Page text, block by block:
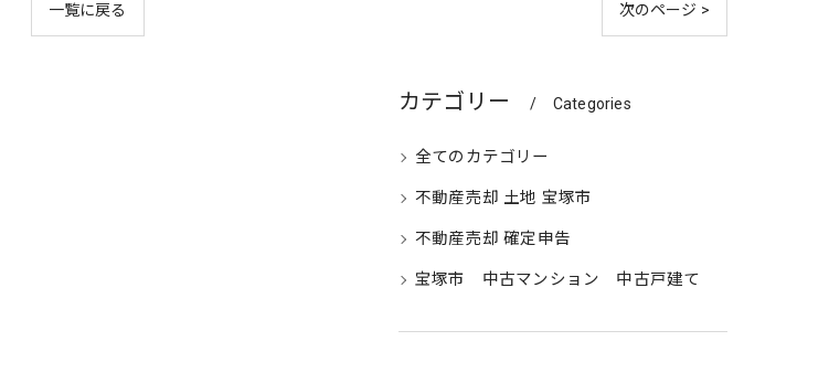
一覧に戻る 次のページ >
カテゴリー Categories
全てのカテゴリー
不動産売却 土地 宝塚市
不動産売却 確定申告
宝塚市 中古マンション 中古戸建て